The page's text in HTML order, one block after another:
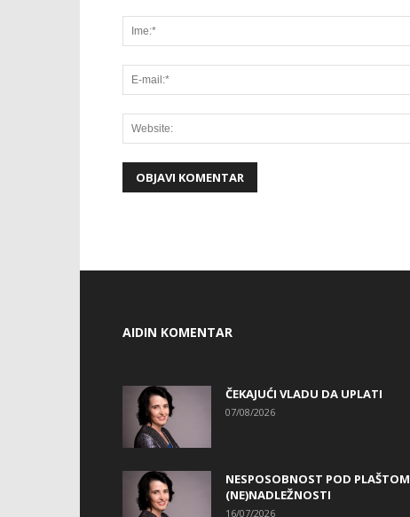
AIDIN KOMENTAR
ČEKAJUĆI VLADU DA UPLATI
07/08/2026
NESPOSOBNOST POD PLAŠTOM
(NE)NADLEŽNOSTI
16/07/2026